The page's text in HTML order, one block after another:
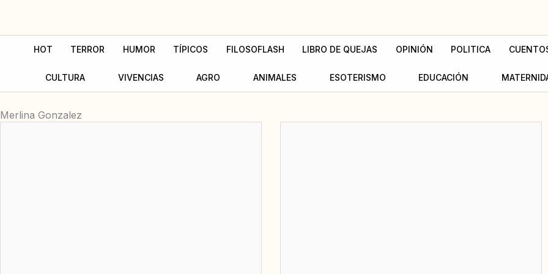
contenido
HOT TERROR HUMOR TÍPICOS FILOSOFLASH LIBRO DE QUEJAS OPINIÓN POLITICA
CULTURA VIVENCIAS AGRO ANIMALES ESOTERISMO EDUCACIÓN
Merlina Gonzalez